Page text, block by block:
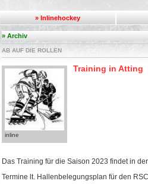
» Inlinehockey
» Archiv
AB AUF DIE ROLLEN
inline
Training in Atting
Das Training für die Saison 2023 findet in
Termine lt. Hallenbelegungsplan für den